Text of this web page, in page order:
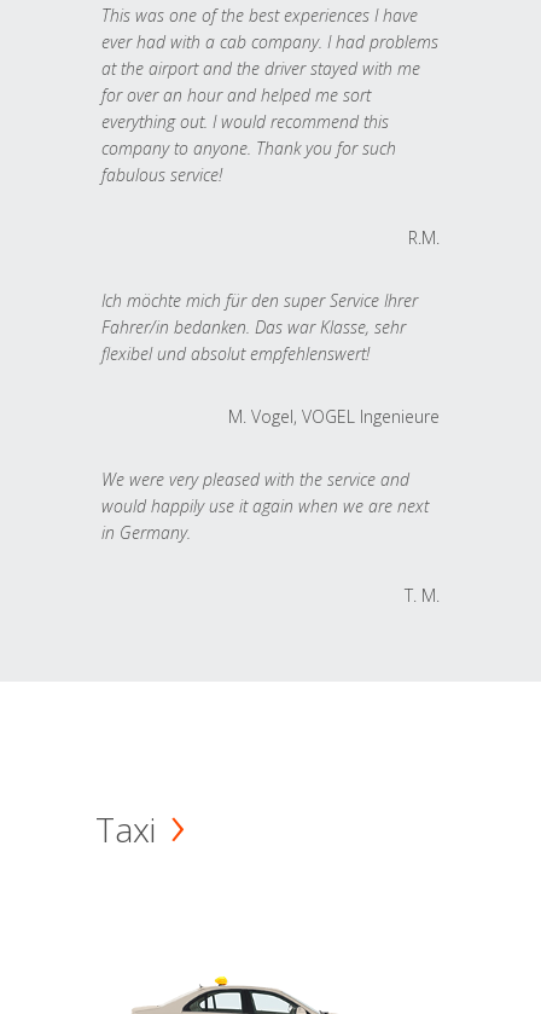
This was one of the best experiences I have
ever had with a cab company. I had problems
at the airport and the driver stayed with me
for over an hour and helped me sort
everything out. I would recommend this
company to anyone. Thank you for such
fabulous service!
R.M.
Ich möchte mich für den super Service Ihrer
Fahrer/in bedanken. Das war Klasse, sehr
flexibel und absolut empfehlenswert!
M. Vogel, VOGEL Ingenieure
We were very pleased with the service and
would happily use it again when we are next
in Germany.
T. M.
Taxi